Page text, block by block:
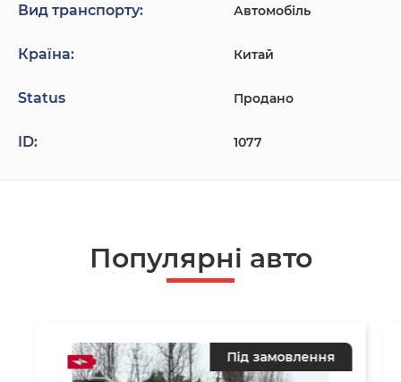
Вид транспорту: Автомобіль
Країна: Китай
Status Продано
ID: 1077
Популярнi авто
Під замовлення